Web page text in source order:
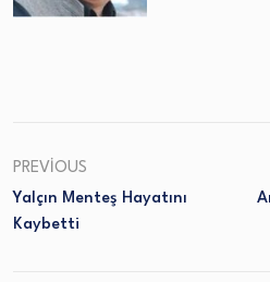
PREVIOUS
Yalçın Menteş Hayatını
Kaybetti